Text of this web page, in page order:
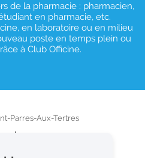
de la pharmacie : pharmacien,
en pharmacie, etc.
en laboratoire ou en milieu
poste en temps plein ou
à Club Officine.
Parres-Aux-Tertres